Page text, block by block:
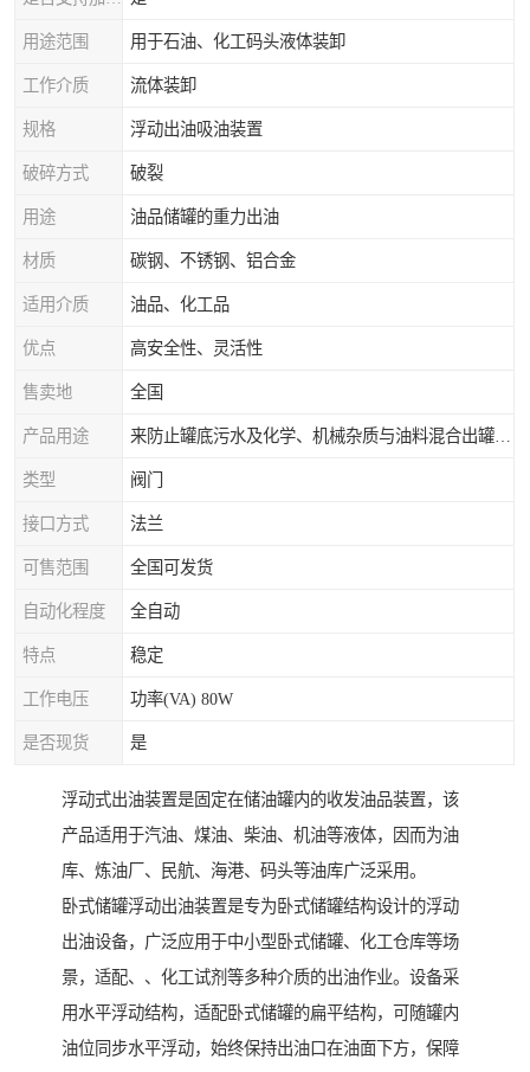
用途范围 用于石油、化工码头液体装卸
工作介质 流体装卸
规格 浮动出油吸油装置
破碎方式 破裂
用途 油品储罐的重力出油
材质 碳钢、不锈钢、铝合金
适用介质 油品、化工品
优点 高安全性、灵活性
售卖地 全国
产品用途
类型 阀门
接口方式 法兰
可售范围 全国可发货
自动化程度 全自动
特点 稳定
工作电压 功率(VA) 80W
是否现货 是
浮动式出油装置是固定在储油罐内的收发油品装置，该
产品适用于汽油、煤油、柴油、机油等液体，因而为油
库、炼油厂、民航、海港、码头等油库广泛采用。
卧式储罐浮动出油装置是专为卧式储罐结构设计的浮动
出油设备，广泛应用于中小型卧式储罐、化工仓库等场
景，适配、、化工试剂等多种介质的出油作业。设备采
用水平浮动结构，适配卧式储罐的扁平结构，可随罐内
油位同步水平浮动，始终保持出油口在油面下方，保障